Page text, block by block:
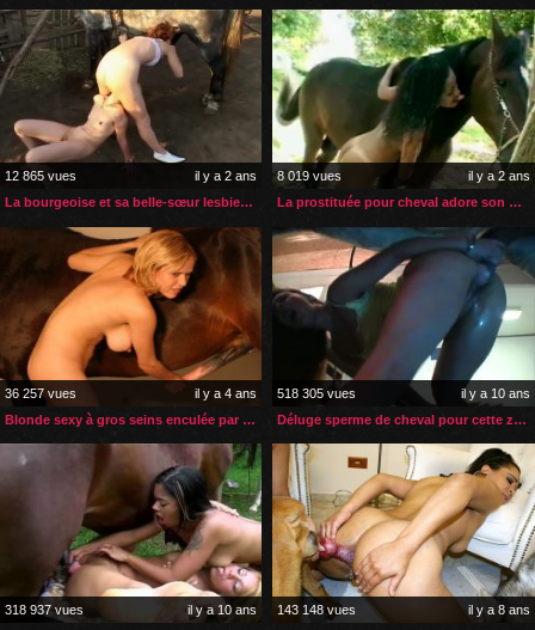
12 865 vues
il y a 2 ans
La bourgeoise et sa belle-sœur lesbienne essaient la zoophilie
8 019 vues
il y a 2 ans
La prostituée pour cheval adore son métier
36 257 vues
il y a 4 ans
Blonde sexy à gros seins enculée par son cheval
518 305 vues
il y a 10 ans
Déluge sperme de cheval pour cette zoophile
318 937 vues
il y a 10 ans
143 148 vues
il y a 8 ans